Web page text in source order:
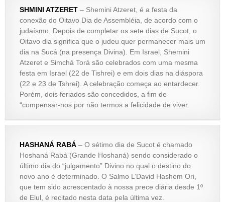
SHMINI ATZERET – Shemini Atzeret, é a festa da
conexão do Oitavo Dia de Assembléia, de acordo com o
judaísmo. Depois de completar os sete dias de Sucot, o
Oitavo dia significa que o judeu quer permanecer mais um
dia na Sucá (na presença Divina). Em Israel, Shemini
Atzeret e Simchá Torá são celebrados com uma mesma
festa em Israel (22 de Tishrei) e em dois dias na diáspora
(22 e 23 de Tshrei). A celebração começa ao entardecer.
Porém, dois feriados são concedidos, a fim de
“compensar-nos por não termos a felicidade de viver.
HASHANÁ RABÁ – O sétimo dia de Sucot é chamado
Hoshaná Rabá (Grande Hoshaná) sendo considerado o
último dia do “julgamento” Divino no qual o destino do
novo ano é determinado. O Salmo L’David Hashem Ori,
que tem sido acrescentado à nossa prece diária desde 1º
de Elul, é recitado nesta data pela última vez.